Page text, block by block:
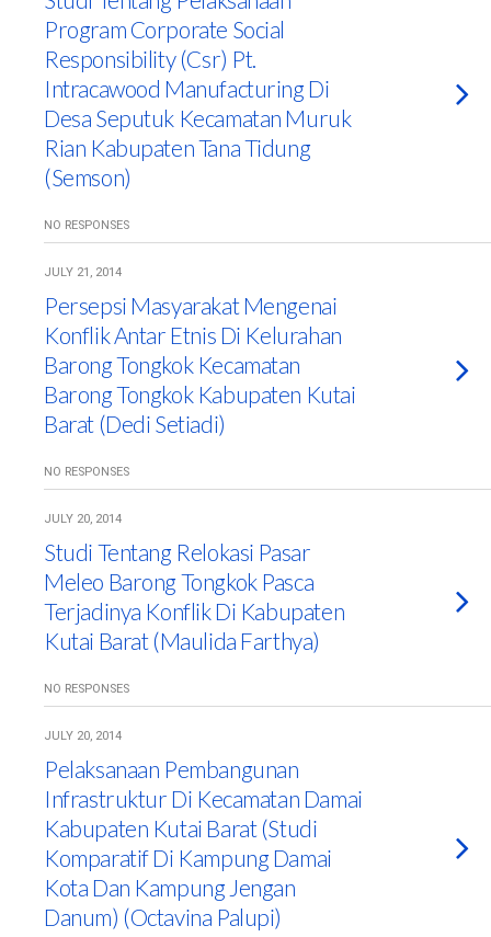
Program Corporate Social
Responsibility (Csr) Pt.
Intracawood Manufacturing Di
Desa Seputuk Kecamatan Muruk
Rian Kabupaten Tana Tidung
(Semson)
NO RESPONSES
JULY 21, 2014
Persepsi Masyarakat Mengenai
Konflik Antar Etnis Di Kelurahan
Barong Tongkok Kecamatan
Barong Tongkok Kabupaten Kutai
Barat (Dedi Setiadi)
NO RESPONSES
JULY 20, 2014
Studi Tentang Relokasi Pasar
Meleo Barong Tongkok Pasca
Terjadinya Konflik Di Kabupaten
Kutai Barat (Maulida Farthya)
NO RESPONSES
JULY 20, 2014
Pelaksanaan Pembangunan
Infrastruktur Di Kecamatan Damai
Kabupaten Kutai Barat (Studi
Komparatif Di Kampung Damai
Kota Dan Kampung Jengan
Danum) (Octavina Palupi)